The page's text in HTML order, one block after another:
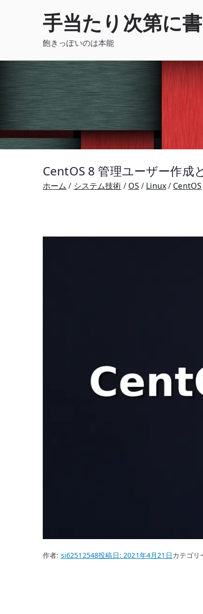
手当たり次第に
飽きっぽいのは本能
CentOS 8 管理ユーザー作成
ホーム システム技術 OS Linux CentOS
作者: si62512548投稿日:2021年4月21日カテゴリ